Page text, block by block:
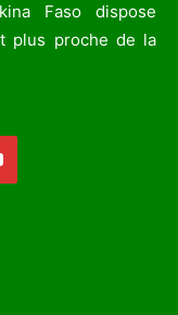
Faso dispose
plus proche de la